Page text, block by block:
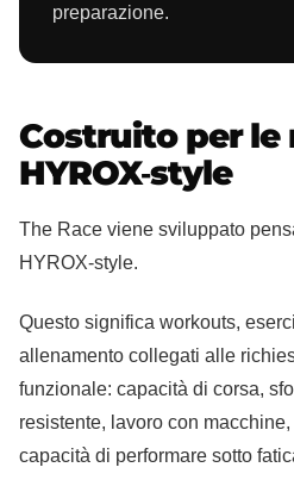
preparazione.
Costruito per le
HYROX‑style
The Race viene sviluppato
HYROX‑style.
Questo significa workouts,
allenamento collegati alle
funzionale: capacità di corsa,
resistente, lavoro con
capacità di performare sotto